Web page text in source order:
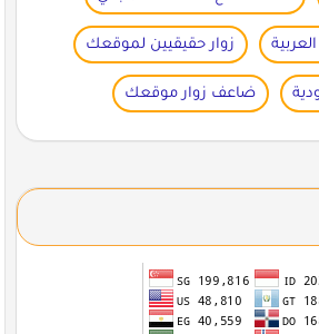
زوار حقيقيين لموقعك
ضاعف زوار موقعك